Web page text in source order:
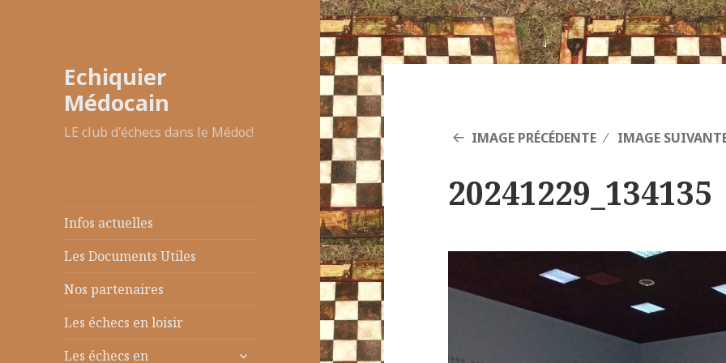
Echiquier
Médocain
LE club d'échecs dans le Médoc!
Infos actuelles
Les Documents Utiles
Nos partenaires
Les échecs en loisir
Les échecs en
ouvrir
IMAGE PRÉCÉDENTE IMAGE
20241229_134135